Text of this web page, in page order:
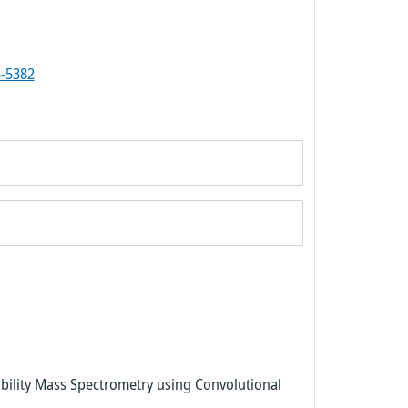
5382
Mass Spectrometry using Convolutional